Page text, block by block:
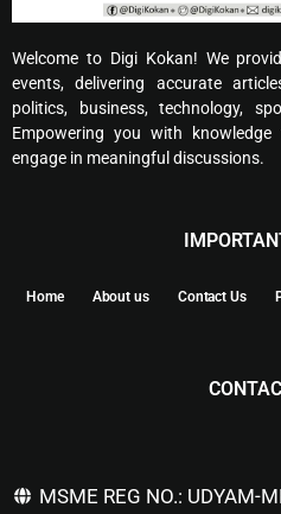
Welcome to Digi Kokan! We
events, delivering accurate
politics, business, technology,
Empowering you with
engage in meaningful discussions.
Home About us Contact Us
MSME REG NO.: UDYAM-